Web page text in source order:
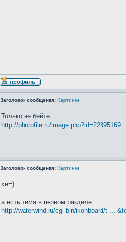
Заголовок сообщения: Картинки
Только не бейте
http://photofile.ru/image.php?id=22395169
Заголовок сообщения: Картинки
хе=)
а есть тема в первом разделе..
http://waterwind.ru/cgi-bin/ikonboard/t ...